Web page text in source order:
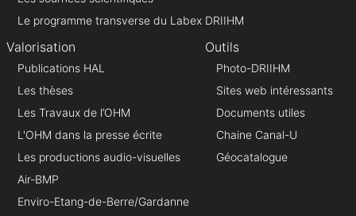
Le programme transverse du Labex DRIIHM
Valorisation
Publications HAL
Les thèses
Les Travaux de l’OHM
L'OHM dans la presse écrite
Les productions audio-visuelles
Air-BMP
Enviro-Etang-de-Berre/Gardanne
Outils
Photo-DRIIHM
Sites web intéressants
Documents utiles
Chaine Canal-U
Géocatalogue